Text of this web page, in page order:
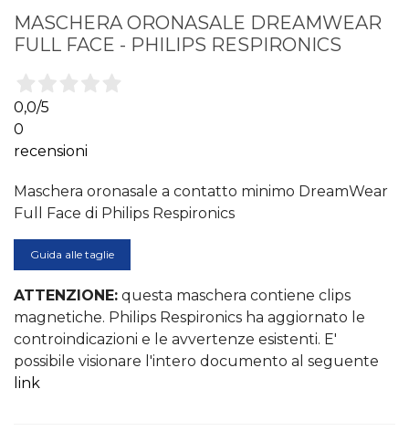
MASCHERA ORONASALE DREAMWEAR
FULL FACE - PHILIPS RESPIRONICS
0,0/5
0
recensioni
Maschera oronasale a contatto minimo DreamWear
Full Face di Philips Respironics
Guida alle taglie
ATTENZIONE: questa maschera contiene clips
magnetiche. Philips Respironics ha aggiornato le
controindicazioni e le avvertenze esistenti. E'
possibile visionare l'intero documento al seguente
link